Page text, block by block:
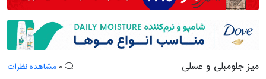
میز جلومبلی و عسلی مشاهده نظرات